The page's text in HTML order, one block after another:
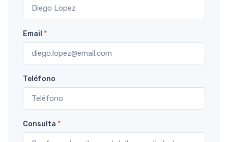
Email *
Teléfono
Consulta *